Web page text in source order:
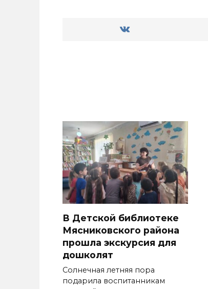
В Детской библиотеке
Мясниковского района
прошла экскурсия для
дошколят
Солнечная летняя пора
подарила воспитанникам